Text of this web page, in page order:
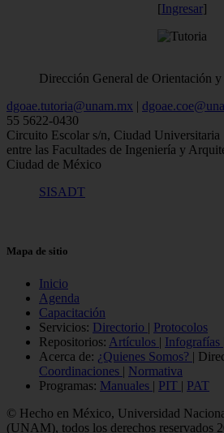
[Ingresar]
Dirección General de Orientación
dgoae.tutoria@unam.mx |
55 5622-0430
Circuito Escolar s/n, Ciudad Universitaria
entre las Facultades de Ingeniería y
Ciudad de México
SISADT
Mapa de sitio
Inicio
Agenda
Capacitación
Servicios: Directorio | Protocolos
Repositorios: Artículos | Infografías
Acerca de: ¿Quienes Somos? |
Coordinaciones | Normativa
Programas: Manuales | PIT | PAT
© Hecho en México, Universidad
(UNAM), todos los derechos reservados